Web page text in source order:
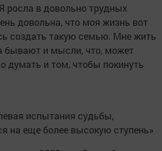
росла в довольно трудных
довольна, что моя жизнь вот
создать такую семью. Мне жить
бывают и мысли, что, может
думать и том, чтобы покинуть
испытания судьбы,
на еще более высокую ступень»